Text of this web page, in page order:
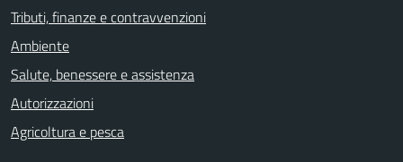
Tributi, finanze e contravvenzioni
Ambiente
Salute, benessere e assistenza
Autorizzazioni
Agricoltura e pesca